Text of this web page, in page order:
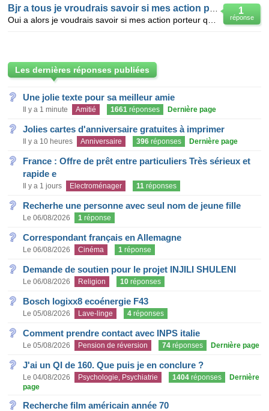
1
réponse
Les dernières réponses publiées
Une jolie texte pour sa meilleur amie
Il y a 1 minute Amitié 1661 réponses Dernière page
Jolies cartes d'anniversaire gratuites à imprimer
Il y a 10 heures Anniversaire 396 réponses Dernière page
France : Offre de prêt entre particuliers Très sérieux et
rapide e
Il y a 1 jours Electroménager 11 réponses
Recherhe une personne avec seul nom de jeune fille
Le 06/08/2026 1 réponse
Correspondant français en Allemagne
Le 06/08/2026 Cinéma 1 réponse
Demande de soutien pour le projet INJILI SHULENI
Le 06/08/2026 Religion 10 réponses
Bosch logixx8 ecoénergie F43
Le 05/08/2026 Lave-linge 4 réponses
Comment prendre contact avec INPS italie
Le 05/08/2026 Pension de réversion 74 réponses Dernière page
J'ai un QI de 160. Que puis je en conclure ?
Le 04/08/2026 Psychologie, Psychiatrie 1404 réponses
Dernière
page
Recherche film américain année 70